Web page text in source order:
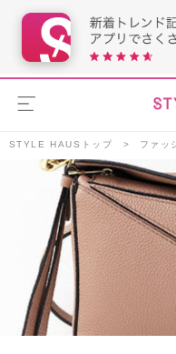
STYLE HAUSトップ ファッ